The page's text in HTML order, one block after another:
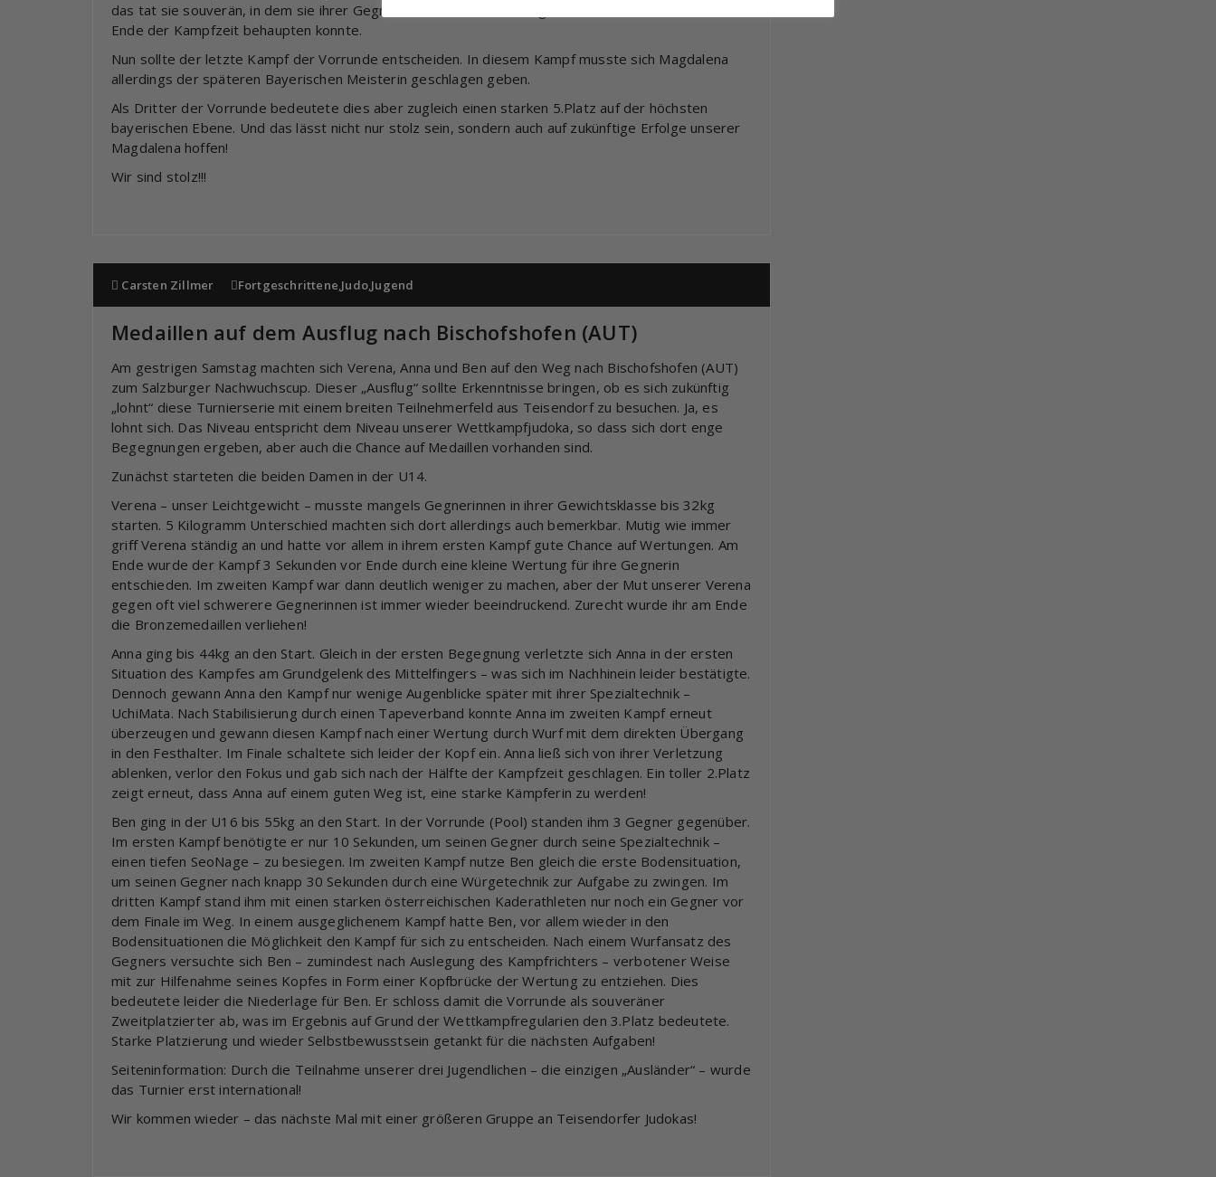
das tat sie souverän, in dem sie ihrer Gegnerin einen halbe Wertung abnahm und diese bis zum
Ende der Kampfzeit behaupten konnte.
Nun sollte der letzte Kampf der Vorrunde entscheiden. In diesem Kampf musste sich Magdalena
allerdings der späteren Bayerischen Meisterin geschlagen geben.
Als Dritter der Vorrunde bedeutete dies aber zugleich einen starken 5.Platz auf der höchsten
bayerischen Ebene. Und das lässt nicht nur stolz sein, sondern auch auf zukünftige Erfolge unserer
Magdalena hoffen!
Wir sind stolz!!!
Carsten Zillmer Fortgeschrittene,Judo,Jugend
Medaillen auf dem Ausflug nach Bischofshofen (AUT)
Am gestrigen Samstag machten sich Verena, Anna und Ben auf den Weg nach Bischofshofen (AUT)
zum Salzburger Nachwuchscup. Dieser „Ausflug“ sollte Erkenntnisse bringen, ob es sich zukünftig
„lohnt“ diese Turnierserie mit einem breiten Teilnehmerfeld aus Teisendorf zu besuchen. Ja, es
lohnt sich. Das Niveau entspricht dem Niveau unserer Wettkampfjudoka, so dass sich dort enge
Begegnungen ergeben, aber auch die Chance auf Medaillen vorhanden sind.
Zunächst starteten die beiden Damen in der U14.
Verena – unser Leichtgewicht – musste mangels Gegnerinnen in ihrer Gewichtsklasse bis 32kg
starten. 5 Kilogramm Unterschied machten sich dort allerdings auch bemerkbar. Mutig wie immer
griff Verena ständig an und hatte vor allem in ihrem ersten Kampf gute Chance auf Wertungen. Am
Ende wurde der Kampf 3 Sekunden vor Ende durch eine kleine Wertung für ihre Gegnerin
entschieden. Im zweiten Kampf war dann deutlich weniger zu machen, aber der Mut unserer Verena
gegen oft viel schwerere Gegnerinnen ist immer wieder beeindruckend. Zurecht wurde ihr am Ende
die Bronzemedaillen verliehen!
Anna ging bis 44kg an den Start. Gleich in der ersten Begegnung verletzte sich Anna in der ersten
Situation des Kampfes am Grundgelenk des Mittelfingers – was sich im Nachhinein leider bestätigte.
Dennoch gewann Anna den Kampf nur wenige Augenblicke später mit ihrer Spezialtechnik –
UchiMata. Nach Stabilisierung durch einen Tapeverband konnte Anna im zweiten Kampf erneut
überzeugen und gewann diesen Kampf nach einer Wertung durch Wurf mit dem direkten Übergang
in den Festhalter. Im Finale schaltete sich leider der Kopf ein. Anna ließ sich von ihrer Verletzung
ablenken, verlor den Fokus und gab sich nach der Hälfte der Kampfzeit geschlagen. Ein toller 2.Platz
zeigt erneut, dass Anna auf einem guten Weg ist, eine starke Kämpferin zu werden!
Ben ging in der U16 bis 55kg an den Start. In der Vorrunde (Pool) standen ihm 3 Gegner gegenüber.
Im ersten Kampf benötigte er nur 10 Sekunden, um seinen Gegner durch seine Spezialtechnik –
einen tiefen SeoNage – zu besiegen. Im zweiten Kampf nutze Ben gleich die erste Bodensituation,
um seinen Gegner nach knapp 30 Sekunden durch eine Würgetechnik zur Aufgabe zu zwingen. Im
dritten Kampf stand ihm mit einen starken österreichischen Kaderathleten nur noch ein Gegner vor
dem Finale im Weg. In einem ausgeglichenem Kampf hatte Ben, vor allem wieder in den
Bodensituationen die Möglichkeit den Kampf für sich zu entscheiden. Nach einem Wurfansatz des
Gegners versuchte sich Ben – zumindest nach Auslegung des Kampfrichters – verbotener Weise
mit zur Hilfenahme seines Kopfes in Form einer Kopfbrücke der Wertung zu entziehen. Dies
bedeutete leider die Niederlage für Ben. Er schloss damit die Vorrunde als souveräner
Zweitplatzierter ab, was im Ergebnis auf Grund der Wettkampfregularien den 3.Platz bedeutete.
Starke Platzierung und wieder Selbstbewusstsein getankt für die nächsten Aufgaben!
Seiteninformation: Durch die Teilnahme unserer drei Jugendlichen – die einzigen „Ausländer“ – wurde
das Turnier erst international!
Wir kommen wieder – das nächste Mal mit einer größeren Gruppe an Teisendorfer Judokas!